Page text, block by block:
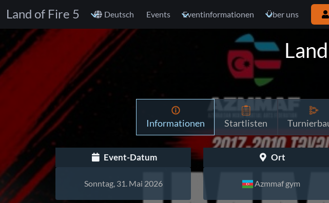
Land of Fire 5 Deutsch Events Eventinformationen Über uns
Informationen Startlisten
Event-Datum
Sonntag, 31. Mai 2026
Ort
Azmmaf gym